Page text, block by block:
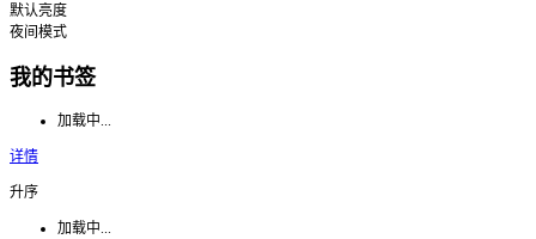
默认亮度
夜间模式
我的书签
加载中...
详情
升序
加载中...